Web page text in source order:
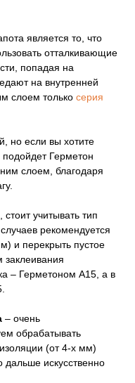
является то, что
отталкивающие
попадая на
на внутренней
слоем только серия
но если вы хотите
Герметон
слоем, благодаря
учитывать тип
рекомендуется
и перекрыть пустое
заклеивания
– Герметоном А15, а в
– очень
обрабатывать
(от 4-х мм)
дальше искусственно